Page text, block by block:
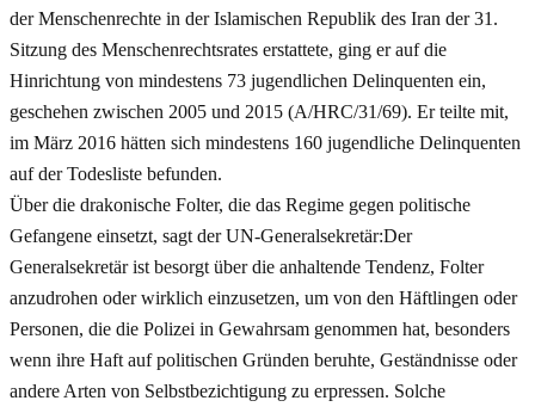
der Menschenrechte in der Islamischen Republik des Iran der 31.
Sitzung des Menschenrechtsrates erstattete, ging er auf die
Hinrichtung von mindestens 73 jugendlichen Delinquenten ein,
geschehen zwischen 2005 und 2015 (A/HRC/31/69). Er teilte mit,
im März 2016 hätten sich mindestens 160 jugendliche Delinquenten
auf der Todesliste befunden.
Über die drakonische Folter, die das Regime gegen politische
Gefangene einsetzt, sagt der UN-Generalsekretär:Der
Generalsekretär ist besorgt über die anhaltende Tendenz, Folter
anzudrohen oder wirklich einzusetzen, um von den Häftlingen oder
Personen, die die Polizei in Gewahrsam genommen hat, besonders
wenn ihre Haft auf politischen Gründen beruhte, Geständnisse oder
andere Arten von Selbstbezichtigung zu erpressen. Solche